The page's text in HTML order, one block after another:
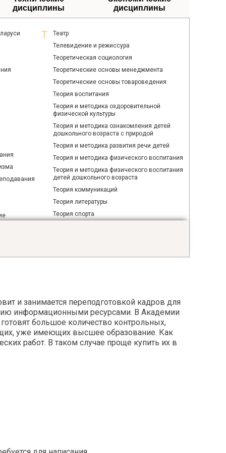
дисциплины
дисциплины
Театр
Телевидение и режиссура
Теоретическая социология
Теоретические основы менеджмента
Теоретические основы товароведения
Теория воспитания
Теория и методика оздоровительной
физической культуры
Теория и методика ознакомления детей
дошкольного возраста с природой
Теория и методика развития речи детей
Теория и методика физического воспитания
Теория и методика физического воспитания
детей дошкольного возраста
Теория коммуникаций
Теория литературы
Теория спорта
Трудовое и социальное право зарубежных
Физкультура и спорт
Филология
Философия
Фольклор
Экономическая социология
и занимается переподготовкой кадров для
информационными ресурсами. В Академии
большое количество контрольных,
уже имеющих высшее образование. Как
работ. В таком случае проще купить их в